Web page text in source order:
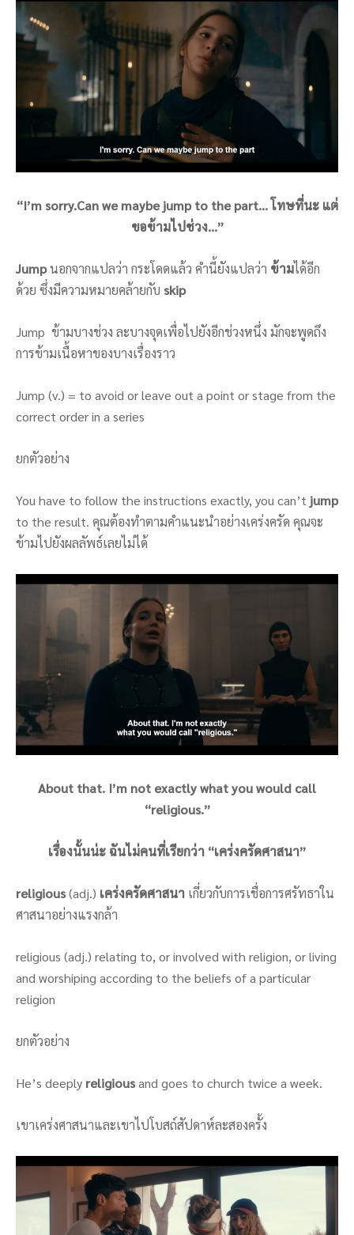
“I’m sorry.Can we maybe jump to the part… โทษที่นะ แต่
ขอข้ามไปช่วง…”
Jumpนอกจากแปลว่า กระโดดแล้ว คำนี้ยังแปลว่า ข้ามได้อีก
ด้วย ซึ่งมีความหมายคล้ายกับ skip
Jump ข้ามบางช่วง ละบางจุดเพื่อไปยังอีกช่วงหนึ่ง มักจะพูดถึง
การข้ามเนื้อหาของบางเรื่องราว
Jump (v.) = to avoid or leave out a point or stage from the
correct order in a series
ยกตัวอย่าง
You have to follow the instructions exactly, you can’t jump
to the result. คุณต้องทำตามคำแนะนำอย่างเคร่งครัด คุณจะ
ข้ามไปยังผลลัพธ์เลยไม่ได้
About that. I’m not exactly what you would call
“religious.”
เรื่องนั้นน่ะ ฉันไม่คนที่เรียกว่า “เคร่งครัดศาสนา”
religious(adj.) เคร่งครัดศาสนา เกี่ยวกับการเชื่อการศรัทธาใน
ศาสนาอย่างแรงกล้า
religious (adj.) relating to, or involved with religion, or living
and worshiping according to the beliefs of a particular
religion
ยกตัวอย่าง
He’s deeply religiousand goes to church twice a week.
เขาเคร่งศาสนาและเขาไปโบสถ์สัปดาห์ละสองครั้ง